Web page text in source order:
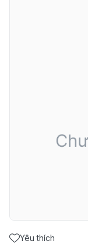
Yêu thích